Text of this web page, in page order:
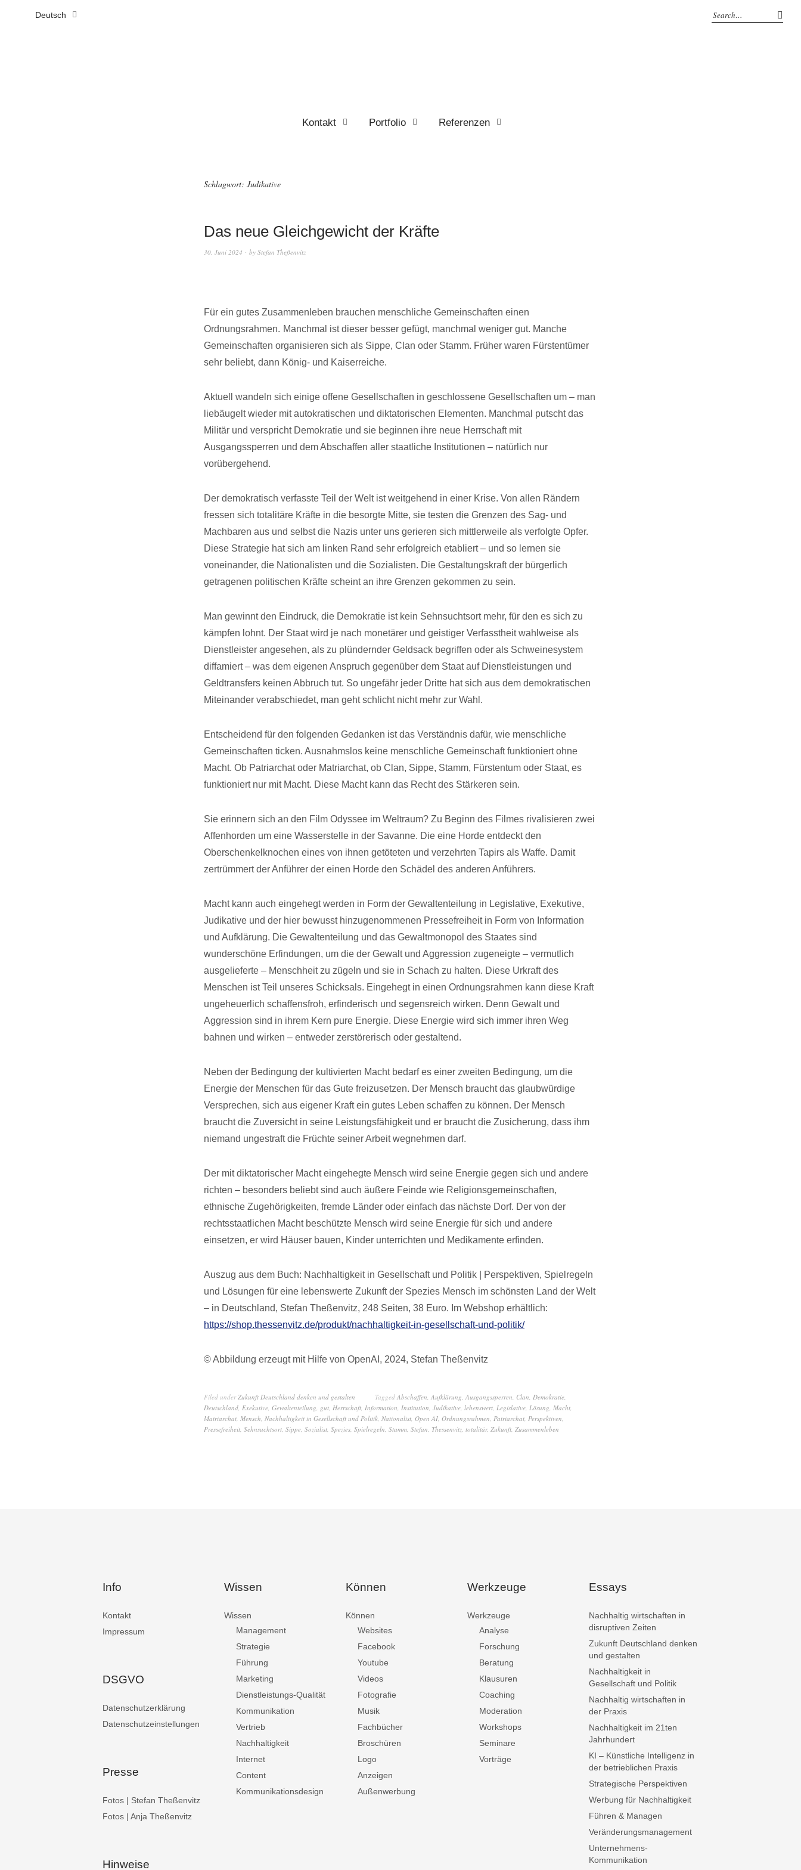
Deutsch
Kontakt Portfolio Referenzen
Schlagwort: Judikative
Das neue Gleichgewicht der Kräfte
30. Juni 2024 by Stefan Theßenvitz
Für ein gutes Zusammenleben brauchen menschliche Gemeinschaften einen
Ordnungsrahmen. Manchmal ist dieser besser gefügt, manchmal weniger gut. Manche
Gemeinschaften organisieren sich als Sippe, Clan oder Stamm. Früher waren Fürstentümer
sehr beliebt, dann König- und Kaiserreiche.
Aktuell wandeln sich einige offene Gesellschaften in geschlossene Gesellschaften um – man
liebäugelt wieder mit autokratischen und diktatorischen Elementen. Manchmal putscht das
Militär und verspricht Demokratie und sie beginnen ihre neue Herrschaft mit
Ausgangssperren und dem Abschaffen aller staatliche Institutionen – natürlich nur
vorübergehend.
Der demokratisch verfasste Teil der Welt ist weitgehend in einer Krise. Von allen Rändern
fressen sich totalitäre Kräfte in die besorgte Mitte, sie testen die Grenzen des Sag- und
Machbaren aus und selbst die Nazis unter uns gerieren sich mittlerweile als verfolgte Opfer.
Diese Strategie hat sich am linken Rand sehr erfolgreich etabliert – und so lernen sie
voneinander, die Nationalisten und die Sozialisten. Die Gestaltungskraft der bürgerlich
getragenen politischen Kräfte scheint an ihre Grenzen gekommen zu sein.
Man gewinnt den Eindruck, die Demokratie ist kein Sehnsuchtsort mehr, für den es sich zu
kämpfen lohnt. Der Staat wird je nach monetärer und geistiger Verfasstheit wahlweise als
Dienstleister angesehen, als zu plündernder Geldsack begriffen oder als Schweinesystem
diffamiert – was dem eigenen Anspruch gegenüber dem Staat auf Dienstleistungen und
Geldtransfers keinen Abbruch tut. So ungefähr jeder Dritte hat sich aus dem demokratischen
Miteinander verabschiedet, man geht schlicht nicht mehr zur Wahl.
Entscheidend für den folgenden Gedanken ist das Verständnis dafür, wie menschliche
Gemeinschaften ticken. Ausnahmslos keine menschliche Gemeinschaft funktioniert ohne
Macht. Ob Patriarchat oder Matriarchat, ob Clan, Sippe, Stamm, Fürstentum oder Staat, es
funktioniert nur mit Macht. Diese Macht kann das Recht des Stärkeren sein.
Sie erinnern sich an den Film Odyssee im Weltraum? Zu Beginn des Filmes rivalisieren zwei
Affenhorden um eine Wasserstelle in der Savanne. Die eine Horde entdeckt den
Oberschenkelknochen eines von ihnen getöteten und verzehrten Tapirs als Waffe. Damit
zertrümmert der Anführer der einen Horde den Schädel des anderen Anführers.
Macht kann auch eingehegt werden in Form der Gewaltenteilung in Legislative, Exekutive,
Judikative und der hier bewusst hinzugenommenen Pressefreiheit in Form von Information
und Aufklärung. Die Gewaltenteilung und das Gewaltmonopol des Staates sind
wunderschöne Erfindungen, um die der Gewalt und Aggression zugeneigte – vermutlich
ausgelieferte – Menschheit zu zügeln und sie in Schach zu halten. Diese Urkraft des
Menschen ist Teil unseres Schicksals. Eingehegt in einen Ordnungsrahmen kann diese Kraft
ungeheuerlich schaffensfroh, erfinderisch und segensreich wirken. Denn Gewalt und
Aggression sind in ihrem Kern pure Energie. Diese Energie wird sich immer ihren Weg
bahnen und wirken – entweder zerstörerisch oder gestaltend.
Neben der Bedingung der kultivierten Macht bedarf es einer zweiten Bedingung, um die
Energie der Menschen für das Gute freizusetzen. Der Mensch braucht das glaubwürdige
Versprechen, sich aus eigener Kraft ein gutes Leben schaffen zu können. Der Mensch
braucht die Zuversicht in seine Leistungsfähigkeit und er braucht die Zusicherung, dass ihm
niemand ungestraft die Früchte seiner Arbeit wegnehmen darf.
Der mit diktatorischer Macht eingehegte Mensch wird seine Energie gegen sich und andere
richten – besonders beliebt sind auch äußere Feinde wie Religionsgemeinschaften,
ethnische Zugehörigkeiten, fremde Länder oder einfach das nächste Dorf. Der von der
rechtsstaatlichen Macht beschützte Mensch wird seine Energie für sich und andere
einsetzen, er wird Häuser bauen, Kinder unterrichten und Medikamente erfinden.
Auszug aus dem Buch: Nachhaltigkeit in Gesellschaft und Politik | Perspektiven, Spielregeln
und Lösungen für eine lebenswerte Zukunft der Spezies Mensch im schönsten Land der Welt
– in Deutschland, Stefan Theßenvitz, 248 Seiten, 38 Euro. Im Webshop erhältlich:
https://shop.thessenvitz.de/produkt/nachhaltigkeit-in-gesellschaft-und-politik/
© Abbildung erzeugt mit Hilfe von OpenAI, 2024, Stefan Theßenvitz
Filed underZukunft Deutschland denken und gestalten Tagged Abschaffen, Aufklärung, Ausgangssperren, Clan, Demokratie,
Deutschland, Exekutive, Gewaltenteilung, gut, Herrschaft, Information, Institution, Judikative, lebenswert, Legislative, Lösung, Macht,
Matriarchat, Mensch, Nachhaltigkeit in Gesellschaft und Politik, Nationalist, Open AI, Ordnungsrahmen, Patriarchat, Perspektiven,
Pressefreiheit, Sehnsuchtsort, Sippe, Sozialist, Spezies, Spielregeln, Stamm, Stefan, Thessenvitz, totalitär, Zukunft, Zusammenleben
Info
Kontakt
Impressum
DSGVO
Datenschutzerklärung
Datenschutzeinstellungen
Presse
Fotos | Stefan Theßenvitz
Fotos | Anja Theßenvitz
Hinweise
Wissen
Wissen
Management
Strategie
Führung
Marketing
Dienstleistungs-Qualität
Kommunikation
Vertrieb
Nachhaltigkeit
Internet
Content
Kommunikationsdesign
Können
Können
Websites
Facebook
Youtube
Videos
Fotografie
Musik
Fachbücher
Broschüren
Logo
Anzeigen
Außenwerbung
Werkzeuge
Werkzeuge
Analyse
Forschung
Beratung
Klausuren
Coaching
Moderation
Workshops
Seminare
Vorträge
Essays
Nachhaltig wirtschaften in
disruptiven Zeiten
Zukunft Deutschland denken
und gestalten
Nachhaltigkeit in
Gesellschaft und Politik
Nachhaltig wirtschaften in
der Praxis
Nachhaltigkeit im 21ten
Jahrhundert
KI – Künstliche Intelligenz in
der betrieblichen Praxis
Strategische Perspektiven
Werbung für Nachhaltigkeit
Führen & Managen
Veränderungsmanagement
Unternehmens-
Kommunikation